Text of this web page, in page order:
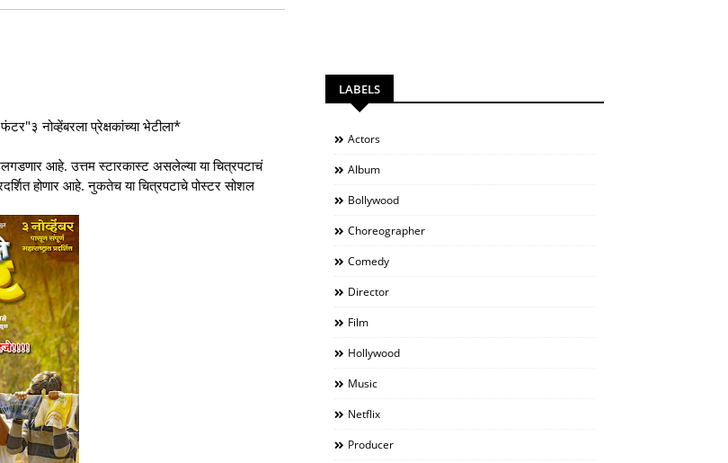
नोव्हेंबरला प्रेक्षकांच्या भेटीला*
आहे. उत्तम स्टारकास्ट असलेल्या या चित्रपटाचं
होणार आहे. नुकतेच या चित्रपटाचे पोस्टर सोशल
LABELS
Actors
Album
Bollywood
Choreographer
Comedy
Director
Film
Hollywood
Music
Netflix
Producer